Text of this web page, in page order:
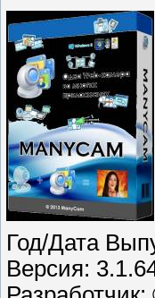
Год/Дата
Версия: